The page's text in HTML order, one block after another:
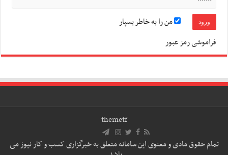
من را به خاطر بسپار
فراموشی رمز عبور
themetf
تمام حقوق مادی و معنوی این سامانه متعلق به خبرگزاری کسب و کار نیوز می